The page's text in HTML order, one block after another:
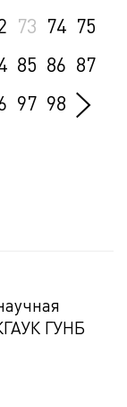
73 74 75
85 86 87
97 98
ГУНБ